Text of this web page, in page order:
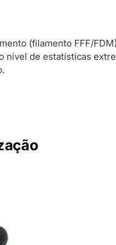
(filamento FFF/
nível de estatísticas